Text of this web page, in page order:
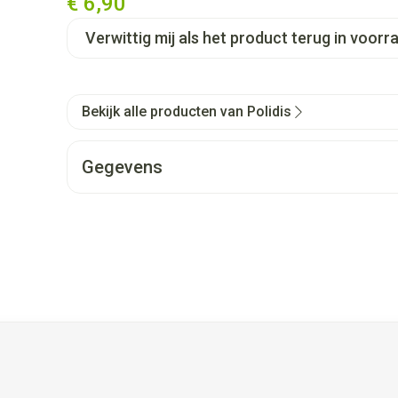
Verwittig mij als het product terug in
Bekijk alle producten van Polidis
Gegevens